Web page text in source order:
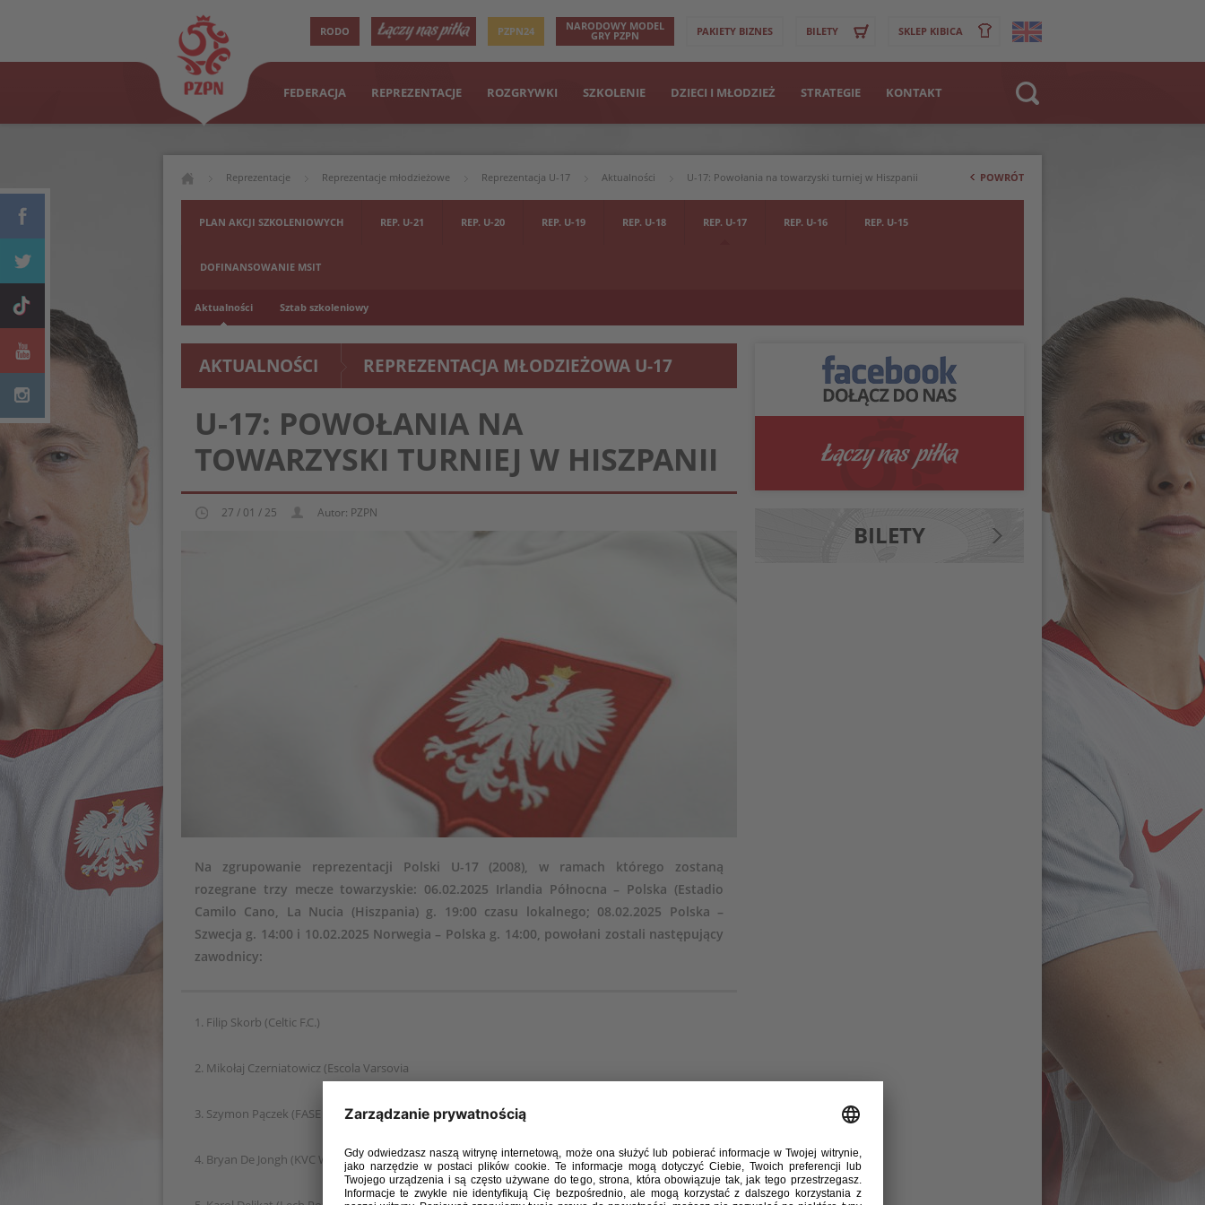
RODO PZPN24 NARODOWY MODEL
GRY PZPN PAKIETY BIZNES BILETY SKLEP KIBICA
FEDERACJA REPREZENTACJE ROZGRYWKI SZKOLENIE DZIECI I MŁODZIEŻ STRATEGIE KONTAKT
>
Strona WWW
Zawodnik
Reprezentacje Reprezentacje młodzieżowe Reprezentacja U-17 Aktualności U-17: Powołania na towarzyski turniej w Hiszpanii POWRÓT
PLAN AKCJI SZKOLENIOWYCH REP. U-21 REP. U-20 REP. U-19 REP. U-18 REP. U-17 REP. U-16 REP. U-15
DOFINANSOWANIE MSIT
Aktualności Sztab szkoleniowy
AKTUALNOŚCI REPREZENTACJA MŁODZIEŻOWA U-17
U-17: POWOŁANIA NA
TOWARZYSKI TURNIEJ W HISZPANII
27 / 01 / 25 Autor: PZPN
Na zgrupowanie reprezentacji Polski U-17 (2008), w ramach którego zostaną
rozegrane trzy mecze towarzyskie: 06.02.2025 Irlandia Północna – Polska (Estadio
Camilo Cano, La Nucia (Hiszpania) g. 19:00 czasu lokalnego; 08.02.2025 Polska –
Szwecja g. 14:00 i 10.02.2025 Norwegia – Polska g. 14:00, powołani zostali następujący
zawodnicy:
1. Filip Skorb (Celtic F.C.)
2. Mikołaj Czerniatowicz (Escola Varsovia
3. Szymon Pączek (FASE Szczecin)
4. Bryan De Jongh (KVC Westerlo)
BILETY